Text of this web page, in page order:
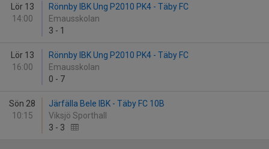
Lör 13
14:00
Rönnby IBK Ung P2010 PK4 - Täby FC
Emausskolan
3 - 1
Lör 13
16:00
Rönnby IBK Ung P2010 PK4 - Täby FC
Emausskolan
0 - 7
Sön 28
10:15
Järfälla Bele IBK - Täby FC 10B
Viksjö Sporthall
3 - 3